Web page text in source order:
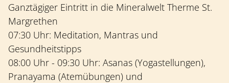
Ganztägiger Eintritt in die Mineralwelt Therme St.
Margrethen
07:30 Uhr: Meditation, Mantras und
Gesundheitstipps
08:00 Uhr - 09:30 Uhr: Asanas (Yogastellungen),
Pranayama (Atemübungen) und